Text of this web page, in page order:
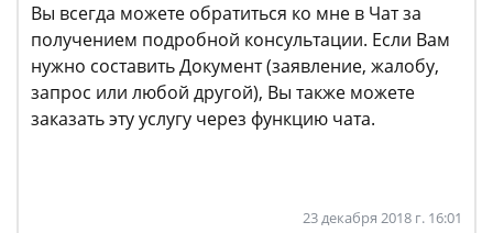
Вы всегда можете обратиться ко мне в Чат за
получением подробной консультации. Если Вам
нужно составить Документ (заявление, жалобу,
запрос или любой другой), Вы также можете
заказать эту услугу через функцию чата.
23 декабря 2018 г. 16:01